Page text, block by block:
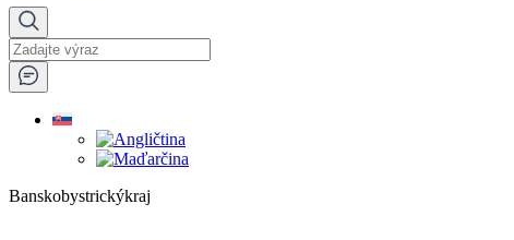
Banskobystrickýkraj